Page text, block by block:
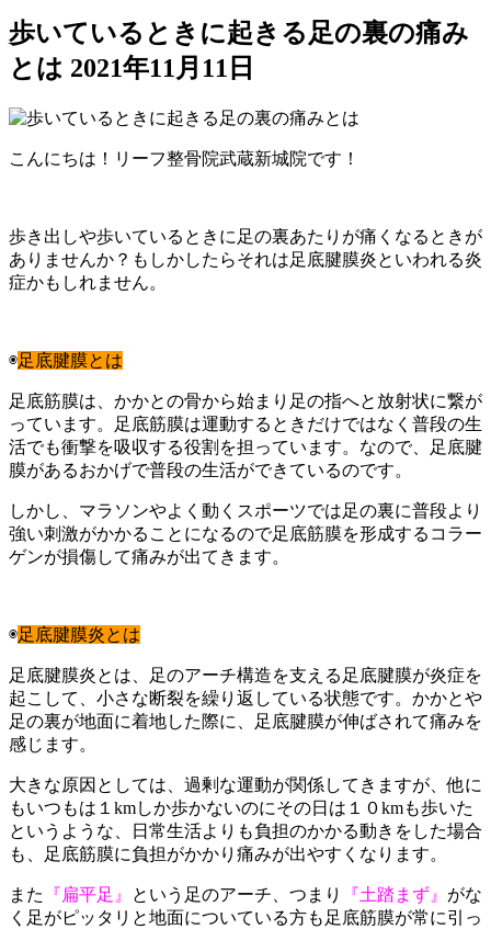
歩いているときに起きる足の裏の痛み
とは 2021年11月11日
こんにちは！リーフ整骨院武蔵新城院です！
歩き出しや歩いているときに足の裏あたりが痛くなるときが
ありませんか？もしかしたらそれは足底腱膜炎といわれる炎
症かもしれません。
◉足底腱膜とは
足底筋膜は、かかとの骨から始まり足の指へと放射状に繋が
っています。足底筋膜は運動するときだけではなく普段の生
活でも衝撃を吸収する役割を担っています。なので、足底腱
膜があるおかげで普段の生活ができているのです。
しかし、マラソンやよく動くスポーツでは足の裏に普段より
強い刺激がかかることになるので足底筋膜を形成するコラー
ゲンが損傷して痛みが出てきます。
◉足底腱膜炎とは
足底腱膜炎とは、足のアーチ構造を支える足底腱膜が炎症を
起こして、小さな断裂を繰り返している状態です。かかとや
足の裏が地面に着地した際に、足底腱膜が伸ばされて痛みを
感じます。
大きな原因としては、過剰な運動が関係してきますが、他に
もいつもは１kmしか歩かないのにその日は１０kmも歩いた
というような、日常生活よりも負担のかかる動きをした場合
も、足底筋膜に負担がかかり痛みが出やすくなります。
また 『扁平足』 という足のアーチ、つまり 『土踏まず』 がな
く足がピッタリと地面についている方も足底筋膜が常に引っ